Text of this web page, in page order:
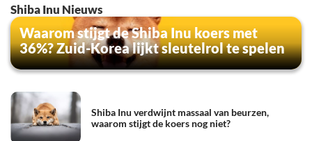
Shiba Inu Nieuws
Waarom stijgt de Shiba Inu koers met
36%? Zuid-Korea lijkt sleutelrol te spelen
Shiba Inu verdwijnt massaal van beurzen,
waarom stijgt de koers nog niet?